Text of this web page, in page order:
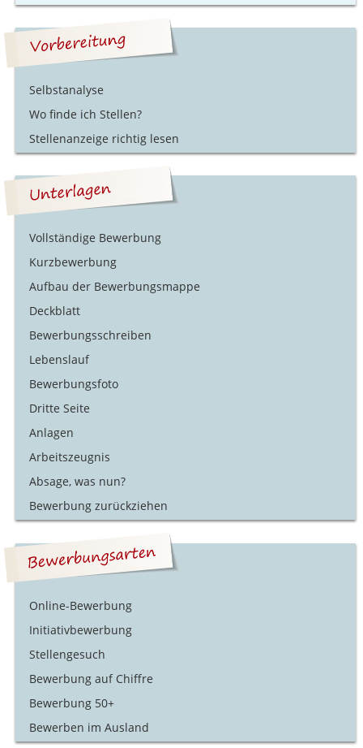
Selbstanalyse
Wo finde ich Stellen?
Stellenanzeige richtig lesen
Vollständige Bewerbung
Kurzbewerbung
Aufbau der Bewerbungsmappe
Deckblatt
Bewerbungsschreiben
Lebenslauf
Bewerbungsfoto
Dritte Seite
Anlagen
Arbeitszeugnis
Absage, was nun?
Bewerbung zurückziehen
Online-Bewerbung
Initiativbewerbung
Stellengesuch
Bewerbung auf Chiffre
Bewerbung 50+
Bewerben im Ausland